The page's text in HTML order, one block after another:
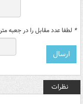
* لطفا عدد مقابل را در جعبه
نظرات